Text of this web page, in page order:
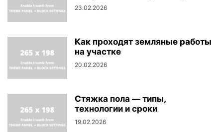
23.02.2026
Как проходят земляные работы
на участке
20.02.2026
Стяжка пола — типы,
технологии и сроки
19.02.2026